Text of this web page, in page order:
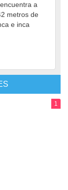
a
metros de
e inca
1